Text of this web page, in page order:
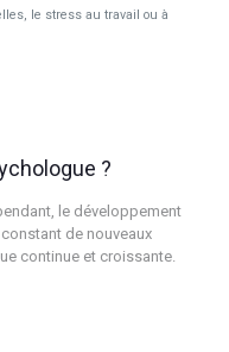
le stress au travail ou à
?
le développement
de nouveaux
continue et croissante.